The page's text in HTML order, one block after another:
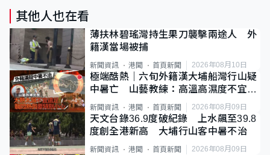
其他人也在看
薄扶林碧瑤灣持生果刀襲擊兩途人 外
籍漢當場被捕
新聞資訊 港聞 首頁新聞 2026年08月10日
極端酷熱｜六旬外籍漢大埔船灣行山疑
中暑亡 山藝教練：高溫高濕度不宜遠
足
新聞資訊 港聞 首頁新聞 2026年08月09日
天文台錄36.9度破紀錄 上水飆至39.8
度創全港新高 大埔行山客中暑不治
新聞資訊 港聞 首頁新聞 2026年08月09日